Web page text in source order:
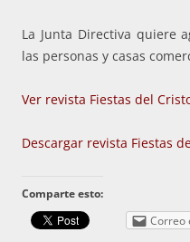
La Junta Directiva quiere
las personas y casas
Ver revista Fiestas del
Descargar revista Fiestas
Comparte esto:
Correo